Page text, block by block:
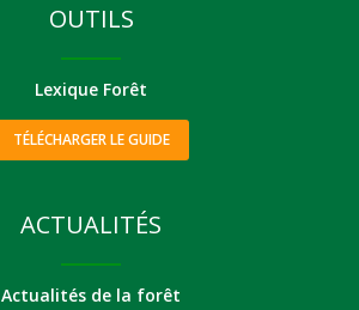
OUTILS
Lexique Forêt
TÉLÉCHARGER LE GUIDE
ACTUALITÉS
Actualités de la forêt